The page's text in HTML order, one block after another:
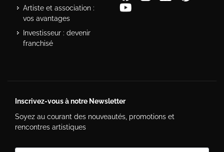
Artiste et association :
vos avantages
Investisseur : devenir
franchisé
Inscrivez-vous à notre Newsletter
Soyez au courant des nouveautés, promotions et
rencontres artistiques